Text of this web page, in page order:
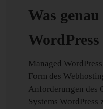
Was
Managed
Form des
Anforderungen des
Systems